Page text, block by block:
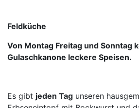
Feldküche
Von Montag Freitag und Sonntag
Gulaschkanone leckere Speisen.
Es gibt jeden Tag unseren